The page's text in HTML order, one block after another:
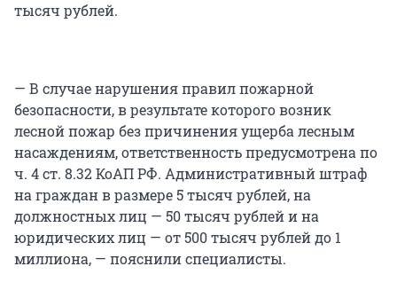
тысяч рублей.
— В случае нарушения правил пожарной
безопасности, в результате которого возник
лесной пожар без причинения ущерба лесным
насаждениям, ответственность предусмотрена по
ч. 4 ст. 8.32 КоАП РФ. Административный штраф
на граждан в размере 5 тысяч рублей, на
должностных лиц — 50 тысяч рублей и на
юридических лиц — от 500 тысяч рублей до 1
миллиона, — пояснили специалисты.